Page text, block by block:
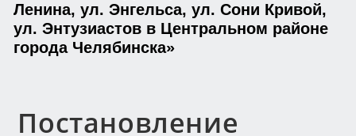
Ленина, ул. Энгельса, ул. Сони Кривой,
ул. Энтузиастов в Центральном районе
города Челябинска»
Постановление